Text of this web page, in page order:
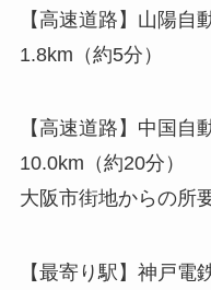
【高速道路】山陽自
1.8km（約5分）
【高速道路】中国自
10.0km（約20分）
大阪市街地からの所
【最寄り駅】神戸電